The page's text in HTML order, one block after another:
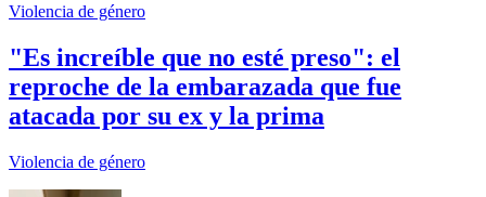
Violencia de género
"Es increíble que no esté preso": el
reproche de la embarazada que fue
atacada por su ex y la prima
Violencia de género